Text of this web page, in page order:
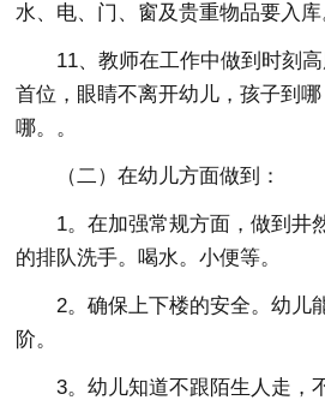
水、电、门、窗及贵重物品要入库
11、教师在工作中做到时刻
首位，眼睛不离开幼儿，孩子到
哪。。
（二）在幼儿方面做到：
1。在加强常规方面，做到井
的排队洗手。喝水。小便等。
2。确保上下楼的安全。幼儿
阶。
3。幼儿知道不跟陌生人走，